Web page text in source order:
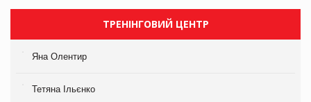
ТРЕНІНГОВИЙ ЦЕНТР
Яна Олентир
Тетяна Ільєнко